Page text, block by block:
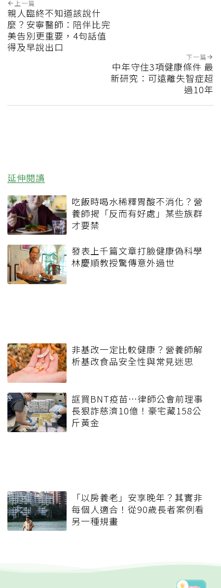
上一篇
親人臨終不知道該說什
麼？安寧醫師：陪伴比完
美告別更重要，4句話值
得及早說出口
下一篇
中年守住3項健康條件 最
新研究：可遠離失智症超
過10年
延伸閱讀
吃飯時喝水稀釋胃酸不消化？營
養師揭「反而有好處」某些族群
才要禁
發表上千篇文章打臉健康偽科學
林慶順教授驚傳意外過世
非基改一定比較健康？營養師解
析基改食品安全性與常見迷思
誆買BNT疫苗…律師公會前理事
長狠詐慈濟10億！豪宅藏158公
斤黃金
「以房養老」安享晚年？其實非
每個人適合！從90歲長者案例看
另一種規畫